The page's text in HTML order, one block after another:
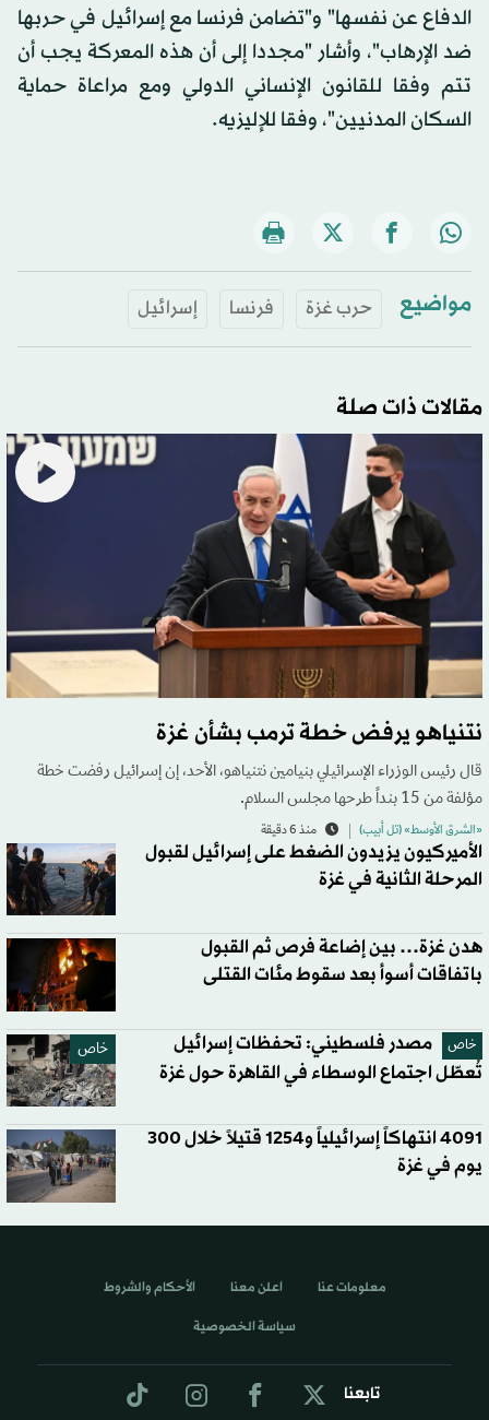
الدفاع عن نفسها" و"تضامن فرنسا مع إسرائيل في حربها
ضد الإرهاب"، وأشار "مجددا إلى أن هذه المعركة يجب أن
تتم وفقا للقانون الإنساني الدولي ومع مراعاة حماية
السكان المدنيين"، وفقا للإليزيه.
مواضيع حرب غزة فرنسا إسرائيل
مقالات ذات صلة
نتنياهو يرفض خطة ترمب بشأن غزة
قال رئيس الوزراء الإسرائيلي بنيامين نتنياهو، الأحد، إن إسرائيل رفضت خطة
مؤلفة من 15 بنداً طرحها مجلس السلام.
«الشرق الأوسط» (تل أبيب) منذ 6 دقيقة
الأميركيون يزيدون الضغط على إسرائيل لقبول
المرحلة الثانية في غزة
هدن غزة… بين إضاعة فرص ثم القبول
باتفاقات أسوأ بعد سقوط مئات القتلى
خاص خاص
مصدر فلسطيني: تحفظات إسرائيل
تُعطّل اجتماع الوسطاء في القاهرة حول غزة
4091 انتهاكاً إسرائيلياً و1254 قتيلاً خلال 300
يوم في غزة
تابعنا
معلومات عنا اعلن معنا الأحكام والشروط
سياسة الخصوصية